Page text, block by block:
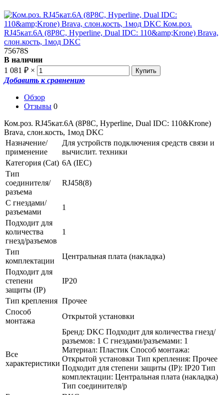
75678S
В наличии
1 081 ₽ ×
Добавить к сравнению
Обзор
Отзывы 0
Ком.роз. RJ45кат.6A (8P8C, Hyperline, Dual IDC: 110&Krone)
Brava, слон.кость, 1мод DKC
Назначение/
применение
Для устройств подключения средств связи и
вычислит. техники
Категория (Cat) 6A (IEC)
Тип
соединителя/
разъема
RJ458(8)
С гнездами/
разъемами
1
Подходит для
количества
гнезд/разъемов
1
Тип
комплектации
Центральная плата (накладка)
Подходит для
степени
защиты (IP)
IP20
Тип крепления Прочее
Способ
монтажа
Открытой установки
Все
характеристики
Бренд: DKC Подходит для количества гнезд/
разъемов: 1 С гнездами/разъемами: 1
Материал: Пластик Способ монтажа:
Открытой установки Тип крепления: Прочее
Подходит для степени защиты (IP): IP20 Тип
комплектации: Центральная плата (накладка)
Тип соединителя/р